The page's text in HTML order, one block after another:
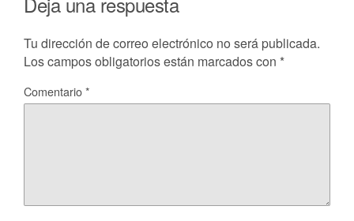
Tu dirección de correo electrónico no será publicada.
Los campos obligatorios están marcados con *
Comentario*